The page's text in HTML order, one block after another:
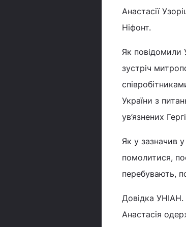
Анастасії
Ніфонт.
Як повідомили
зустріч
України з
ув’язнених
Як у зазначив у
помолитися,
перебувають,
Довідка УНІАН.
Анастасія